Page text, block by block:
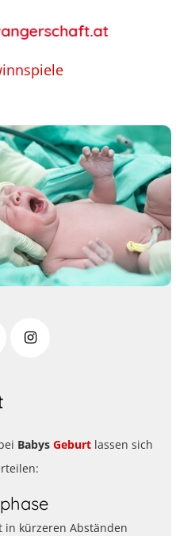
Babys Geburt lassen sich
in kürzeren Abständen